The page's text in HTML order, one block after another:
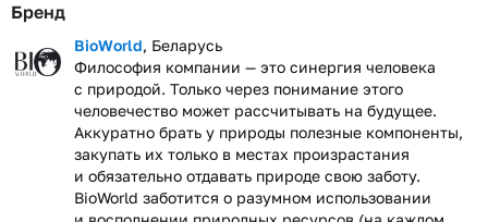
Бренд
BioWorld, Беларусь
Философия компании — это синергия человека
с природой. Только через понимание этого
человечество может рассчитывать на будущее.
Аккуратно брать у природы полезные компоненты,
закупать их только в местах произрастания
и обязательно отдавать природе свою заботу.
BioWorld заботится о разумном использовании